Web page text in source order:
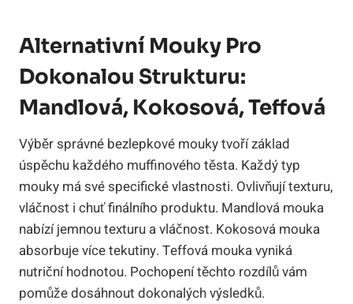
Alternativní Mouky Pro
Dokonalou Strukturu:
Mandlová, Kokosová, Teffová
Výběr správné bezlepkové mouky tvoří základ
úspěchu každého muffinového těsta. Každý typ
mouky má své specifické vlastnosti. Ovlivňují texturu,
vláčnost i chuť finálního produktu. Mandlová mouka
nabízí jemnou texturu a vláčnost. Kokosová mouka
absorbuje více tekutiny. Teffová mouka vyniká
nutriční hodnotou. Pochopení těchto rozdílů vám
pomůže dosáhnout dokonalých výsledků.